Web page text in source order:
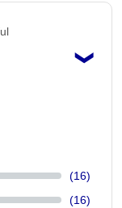
❯
(16)
(16)